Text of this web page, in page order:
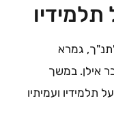
גמרא
אילן. במשך
תלמידיו ועמיתיו